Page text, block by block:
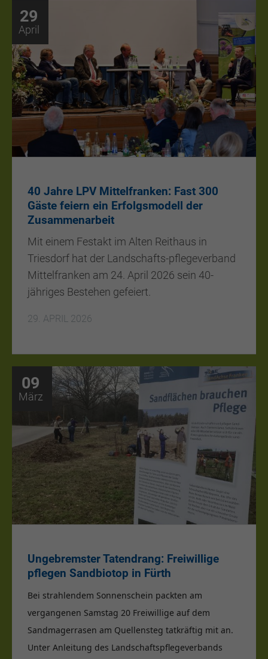
29
April
40 Jahre LPV Mittelfranken: Fast 300
Gäste feiern ein Erfolgsmodell der
Zusammenarbeit
Mit einem Festakt im Alten Reithaus in
Triesdorf hat der Landschafts-pflegeverband
Mittelfranken am 24. April 2026 sein 40-
jähriges Bestehen gefeiert.
29. APRIL 2026
09
März
Ungebremster Tatendrang: Freiwillige
pflegen Sandbiotop in Fürth
Bei strahlendem Sonnenschein packten am
vergangenen Samstag 20 Freiwillige auf dem
Sandmagerrasen am Quellensteg tatkräftig mit an.
Unter Anleitung des Landschaftspflegeverbands